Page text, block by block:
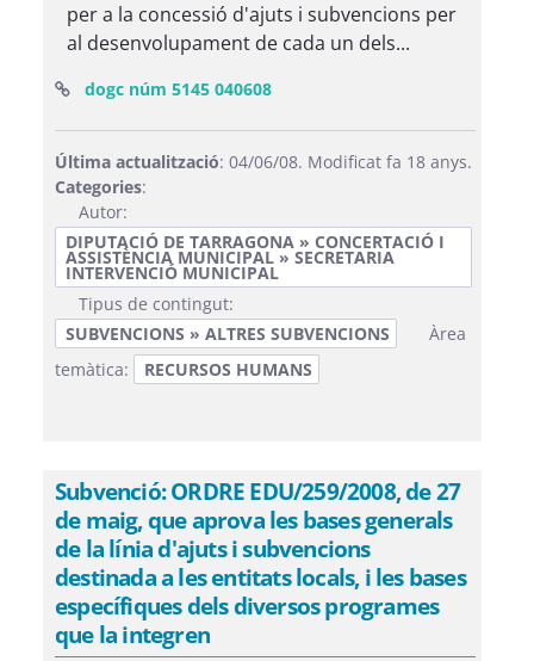
per a la concessió d'ajuts i subvencions per
al desenvolupament de cada un dels...
dogc núm 5145 040608(Obre una finestra nova)
Última actualització: 04/06/08. Modificat fa 18 anys.
Categories:
Autor:
DIPUTACIÓ DE TARRAGONA » CONCERTACIÓ I
ASSISTÈNCIA MUNICIPAL » SECRETARIA
INTERVENCIÓ MUNICIPAL
Tipus de contingut:
SUBVENCIONS » ALTRES SUBVENCIONS
Àrea
temàtica:
RECURSOS HUMANS
Subvenció: ORDRE EDU/259/2008, de 27
de maig, que aprova les bases generals
de la línia d'ajuts i subvencions
destinada a les entitats locals, i les bases
específiques dels diversos programes
que la integren